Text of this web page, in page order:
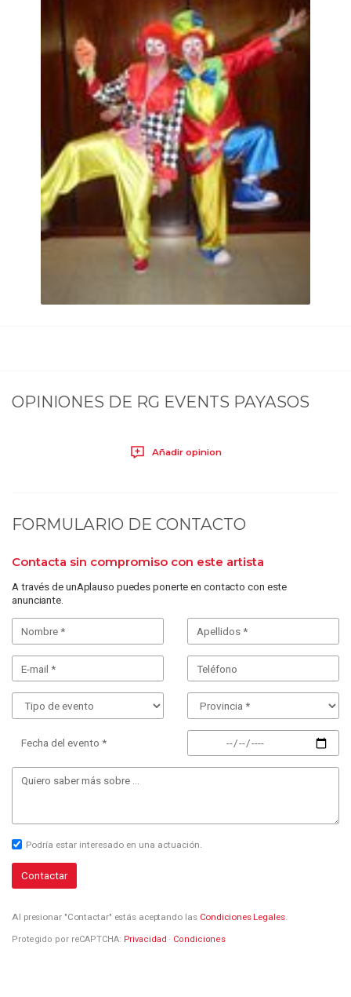
OPINIONES DE RG EVENTS PAYASOS
Añadir opinion
FORMULARIO DE CONTACTO
Contacta sin compromiso con este artista
A través de unAplauso puedes ponerte en contacto con este
anunciante.
Fecha del evento *
Podría estar interesado en una actuación.
Contactar
Al presionar "Contactar" estás aceptando las Condiciones Legales.
Protegido por reCAPTCHA: Privacidad · Condiciones